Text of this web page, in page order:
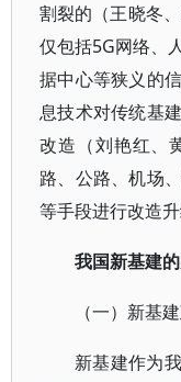
割裂的（王晓冬
仅包括5G网络、
据中心等狭义的
息技术对传统基
改造（刘艳红、
路、公路、机场
等手段进行改造
我国新基建
（一）新基
新基建作为